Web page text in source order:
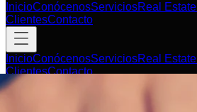
InicioConócenosServiciosReal Estate
ClientesContacto
InicioConócenosServiciosReal Estate
ClientesContacto